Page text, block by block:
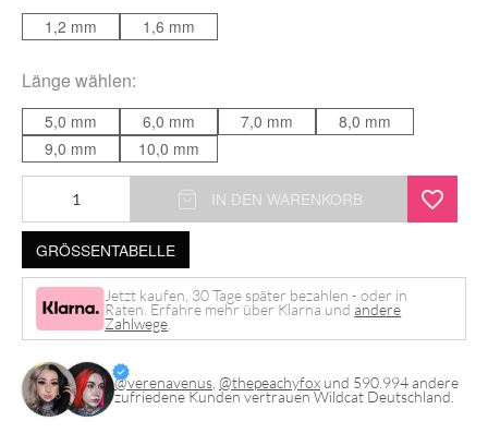
1,2 mm 1,6 mm
Länge wählen:
5,0 mm 6,0 mm 7,0 mm
8,0 mm
9,0 mm
10,0 mm
PTFE
Labret
Stem
Menge
IN DEN WARENKORB
GRÖSSENTABELLE
Jetzt kaufen, 30 Tage später bezahlen - oder in
Raten. Erfahre mehr über Klarna undandere
Zahlwege
@verenavenus @thepeachyfox und 590.994 andere
zufriedene Kunden vertrauen Wildcat Deutschland.